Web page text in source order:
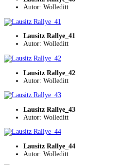
Autor: Wolleditt
Lausitz Rallye_41
Autor: Wolleditt
Lausitz Rallye_42
Autor: Wolleditt
Lausitz Rallye_43
Autor: Wolleditt
Lausitz Rallye_44
Autor: Wolleditt